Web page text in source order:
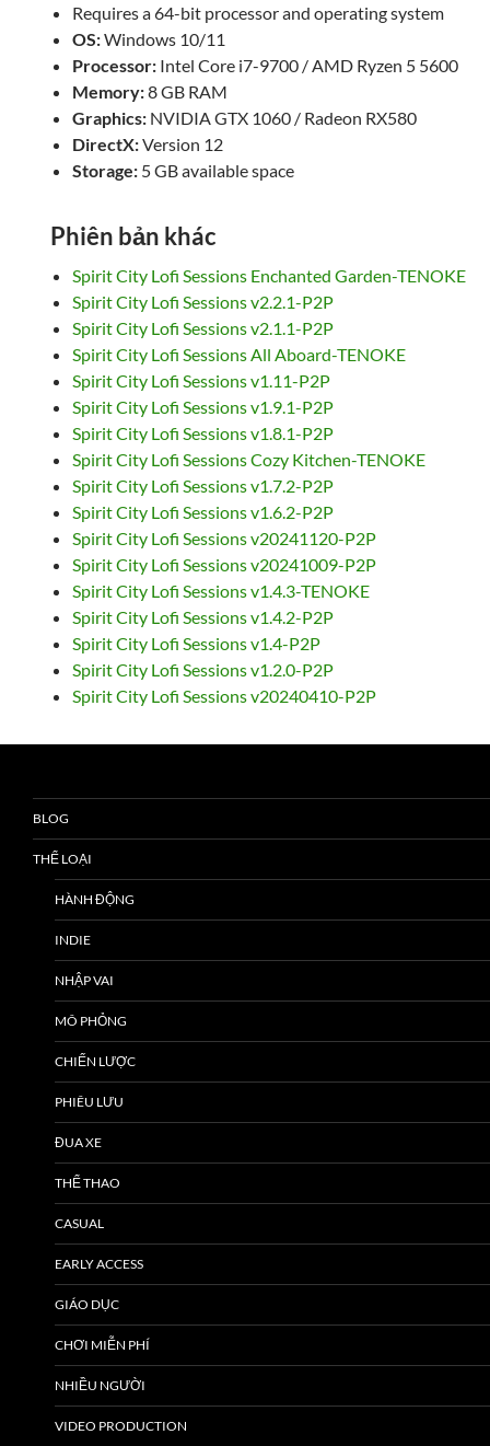
Requires a 64-bit processor and operating system
OS:Windows 10/11
Processor: Intel Core i7-9700 / AMD Ryzen 5 5600
Memory:8 GB RAM
Graphics: NVIDIA GTX 1060 / Radeon RX580
DirectX:Version 12
Storage: 5 GB available space
Phiên bản khác
Spirit City Lofi Sessions Enchanted Garden-TENOKE
Spirit City Lofi Sessions v2.2.1-P2P
Spirit City Lofi Sessions v2.1.1-P2P
Spirit City Lofi Sessions All Aboard-TENOKE
Spirit City Lofi Sessions v1.11-P2P
Spirit City Lofi Sessions v1.9.1-P2P
Spirit City Lofi Sessions v1.8.1-P2P
Spirit City Lofi Sessions Cozy Kitchen-TENOKE
Spirit City Lofi Sessions v1.7.2-P2P
Spirit City Lofi Sessions v1.6.2-P2P
Spirit City Lofi Sessions v20241120-P2P
Spirit City Lofi Sessions v20241009-P2P
Spirit City Lofi Sessions v1.4.3-TENOKE
Spirit City Lofi Sessions v1.4.2-P2P
Spirit City Lofi Sessions v1.4-P2P
Spirit City Lofi Sessions v1.2.0-P2P
Spirit City Lofi Sessions v20240410-P2P
BLOG
THỂ LOẠI
HÀNH ĐỘNG
INDIE
NHẬP VAI
MÔ PHỎNG
CHIẾN LƯỢC
PHIÊU LƯU
ĐUA XE
THỂ THAO
CASUAL
EARLY ACCESS
GIÁO DỤC
CHƠI MIỄN PHÍ
NHIỀU NGƯỜI
VIDEO PRODUCTION